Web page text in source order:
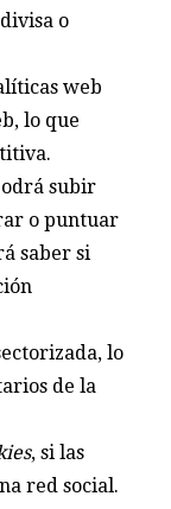
o
web
lo que
subir
o puntuar
saber si
lo
de la
, si las
red social.